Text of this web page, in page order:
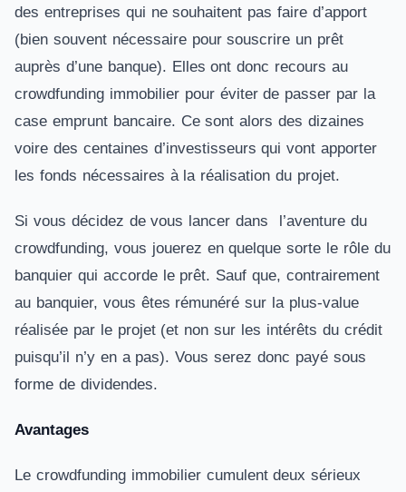
des entreprises qui ne souhaitent pas faire d’apport
(bien souvent nécessaire pour souscrire un prêt
auprès d’une banque). Elles ont donc recours au
crowdfunding immobilier pour éviter de passer par la
case emprunt bancaire. Ce sont alors des dizaines
voire des centaines d’investisseurs qui vont apporter
les fonds nécessaires à la réalisation du projet.
Si vous décidez de vous lancer dans l’aventure du
crowdfunding, vous jouerez en quelque sorte le rôle du
banquier qui accorde le prêt. Sauf que, contrairement
au banquier, vous êtes rémunéré sur la plus-value
réalisée par le projet (et non sur les intérêts du crédit
puisqu’il n’y en a pas). Vous serez donc payé sous
forme de dividendes.
Avantages
Le crowdfunding immobilier cumulent deux sérieux